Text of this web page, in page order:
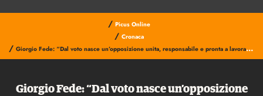
/ Picus Online
/ Cronaca
/ Giorgio Fede: “Dal voto nasce un’opposizione unita, responsabile e pronta a lavorare per San Benedetto”
Giorgio Fede: “Dal voto nasce un’opposizione